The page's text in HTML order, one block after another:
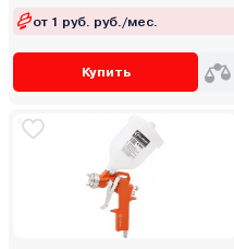
от 1 руб. руб./мес.
Купить